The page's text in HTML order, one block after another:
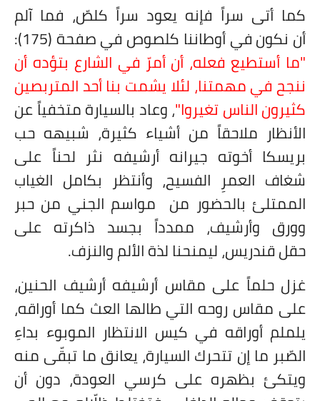
كما أتى سراً فإنه يعود سراً كلصّ، فما آلم
أن نكون في أوطاننا كلصوص في صفحة (175):
"ما أستطيع فعله، أن أمرّ في الشارع بتؤده أن
ننجح في مهمتنا، لئلا يشمت بنا أحد المتربصين
كثيرون الناس تغيروا"، وعاد بالسيارة متخفياً عن
الأنظار ملاحقاً من أشياء كثيرة، شبيهه حب
بريسكا أخوته جيرانه أرشيفه نثر لحناً على
شغاف العمرِ الفسيح، وأنتظر بكامل الغياب
الممتلئ بالحضور من مواسم الجني من حبر
وورق وأرشيف، ممدداً بجسد ذاكرته على
حقل قندريس، ليمنحنا لذة الألم والنزف.
غزل حلماً على مقاس أرشيفه أرشيف الحنين،
على مقاس روحه التي طالها العث كما أوراقه،
يلملم أوراقه في كيس الانتظار الموبوء بداءِ
الصّبر ما إن تتحرك السيارة، يعانق ما تبقّى منه
ويتكئ بظهره على كرسي العودة، دون أن